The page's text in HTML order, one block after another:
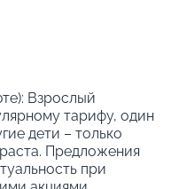
Взрослый
тарифу, один
дети – только
Предложения
при